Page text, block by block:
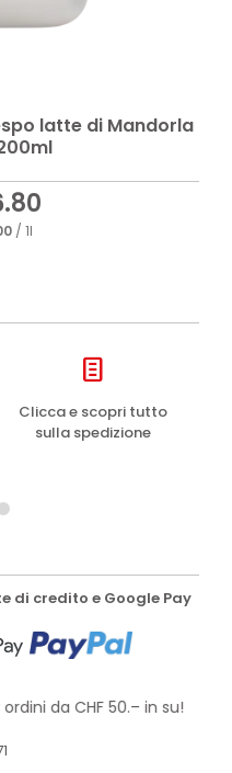
latte di Mandorla
/ 1l
Clicca e scopri tutto
sulla spedizione
di credito e Google Pay
da CHF 50.– in su!